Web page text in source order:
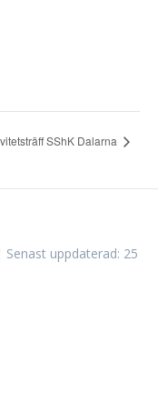
SShK Dalarna
uppdaterad: 25